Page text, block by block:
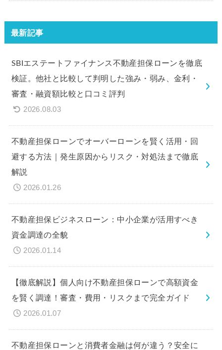
最新記事
SBIエステートファイナンス不動産担保ローンを徹底
検証。他社と比較して判明した強み・弱み、金利・
審査・融資額比較と口コミ評判
2026.08.03
不動産担保ローンでオーバーローンを賢く活用・回
避する方法｜発生原因からリスク・対処法まで徹底
解説
2026.01.26
不動産担保ビジネスローン：中小企業が活用すべき
資金調達の全貌
2026.01.14
【徹底解説】個人向け不動産担保ローンで高額資金
を賢く調達！審査・費用・リスクまで完全ガイド
2026.01.07
不動産担保ローンと消費者金融は何が違う？安全に